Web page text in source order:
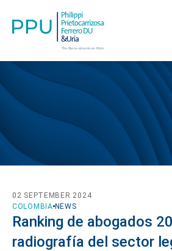
COLOMBIA NEWS
02 SEPTEMBER 2024
Ranking de abogados
radiografía del sector